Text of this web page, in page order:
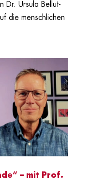
Dr. Ursula Bellut-
die menschlichen
– mit Prof.